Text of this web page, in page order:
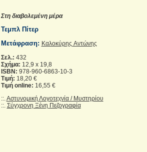
Στη διαβολεμένη μέρα
Τεμπλ Πίτερ
Μετάφραση: Καλοκύρης Aντώνης
Σελ.: 432
Σχήμα: 12,9 x 19,8
ISBN: 978-960-6863-10-3
Τιμή: 18,20 €
Τιμή online: 16,55 €
::. Αστυνομική Λογοτεχνία / Μυστηρίου
::. Σύγχρονη Ξένη Πεζογραφία